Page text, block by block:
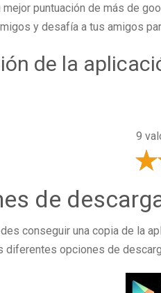
mejor puntuación de más de
y desafía a tus amigos
de la
9
de
conseguir una copia de la
diferentes opciones de